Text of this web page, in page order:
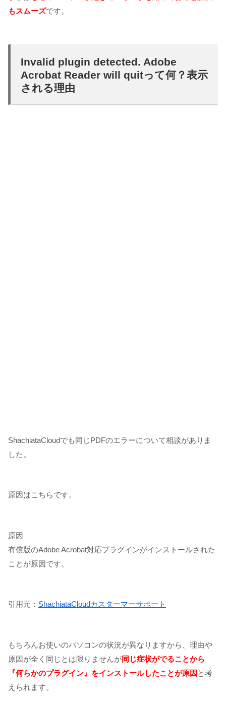
もスムーズです。
Invalid plugin detected. Adobe
Acrobat Reader will quitって何？表示
される理由
ShachiataCloudでも同じPDFのエラーについて相談がありま
した。
原因はこちらです。
原因
有償版のAdobe Acrobat対応プラグインがインストールされた
ことが原因です。
引用元： ShachiataCloudカスターマーサポート
もちろんお使いのパソコンの状況が異なりますから、理由や
原因が全く同じとは限りませんが同じ症状がでることから
『何らかのプラグイン』をインストールしたことが原因 と考
えられます。